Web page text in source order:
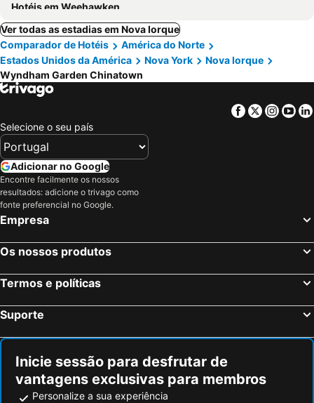
Hotéis em Weehawken
Ver todas as estadias em Nova Iorque
Comparador de Hotéis
América do Norte
Estados Unidos da América
Nova York
Nova Iorque
Wyndham Garden Chinatown
Facebook
Twitter
Selecione o seu país
Adicionar no Google
Encontre facilmente os nossos
resultados: adicione o trivago como
fonte preferencial no Google.
Empresa
Os nossos produtos
Termos e políticas
Suporte
Inicie sessão para desfrutar de
vantagens exclusivas para membros
Personalize a sua experiência